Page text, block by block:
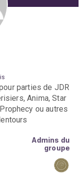
parties de JDR
Anima, Star
ou autres
Admins du
groupe